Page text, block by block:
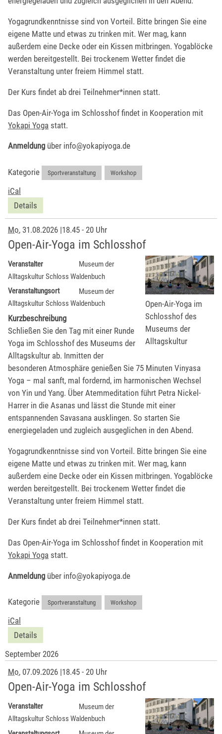
Yogagrundkenntnisse sind von Vorteil. Bitte bringen Sie eine
eigene Matte und etwas zu trinken mit. Wer mag, kann
außerdem eine Decke oder ein Kissen mitbringen. Yogablöcke
werden bereitgestellt. Bei trockenem Wetter findet die
Veranstaltung unter freiem Himmel statt.
Der Kurs findet ab drei Teilnehmer*innen statt.
Das Open-Air-Yoga im Schlosshof findet in Kooperation mit
Yokapi Yoga statt.
Anmeldung über info@yokapiyoga.de
Kategorie Sportveranstaltung Workshop
iCal
Details
Mo, 31.08.2026 |18.45 - 20 Uhr
Open-Air-Yoga im Schlosshof
Open-Air-Yoga im
Schlosshof des
Museums der
Alltagskultur
Veranstalter
Museum der
Alltagskultur Schloss Waldenbuch
Veranstaltungsort
Museum der
Alltagskultur Schloss Waldenbuch
Kurzbeschreibung
Schließen Sie den Tag mit einer Runde
Yoga im Schlosshof des Museums der
Alltagskultur ab. Inmitten der
besonderen Atmosphäre genießen Sie 75 Minuten Vinyasa
Yoga – mal sanft, mal fordernd, im harmonischen Wechsel
von Yin und Yang. Über Atemmeditation führt Petra Nickel-
Harrer in die Asanas und lässt die Stunde mit einer
entspannenden Savasana ausklingen. So starten Sie
energiegeladen und zugleich ausgeglichen in den Abend.
Yogagrundkenntnisse sind von Vorteil. Bitte bringen Sie eine
eigene Matte und etwas zu trinken mit. Wer mag, kann
außerdem eine Decke oder ein Kissen mitbringen. Yogablöcke
werden bereitgestellt. Bei trockenem Wetter findet die
Veranstaltung unter freiem Himmel statt.
Der Kurs findet ab drei Teilnehmer*innen statt.
Das Open-Air-Yoga im Schlosshof findet in Kooperation mit
Yokapi Yoga statt.
Anmeldung über info@yokapiyoga.de
Kategorie Sportveranstaltung Workshop
iCal
Details
September 2026
Mo, 07.09.2026 |18.45 - 20 Uhr
Open-Air-Yoga im Schlosshof
Veranstalter
Museum der
Alltagskultur Schloss Waldenbuch